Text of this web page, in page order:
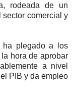
rodeada de un
comercial y
ha plegado a los
hora de aprobar
a nivel
PIB y da empleo